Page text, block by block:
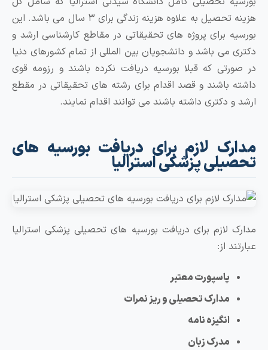
هزینه تحصیل به علاوه هزینه زندگی برای ۳ سال می باشد. این
بورسیه برای پروژه های تحقیقاتی در مقاطع کارشناسی ارشد و
دکتری می باشد و دانشجویان بین المللی از تمام کشورهای دنیا
در صورتی که قبلا بورسیه دریافت نکرده باشند و رزومه قوی
داشته باشند و قصد اقدام برای رشته های تحقیقاتی در مقطع
ارشد و دکتری داشته باشند می توانند اقدام نمایند.
مدارک لازم برای دریافت بورسیه های
تحصیلی پزشکی استرالیا
مدارک لازم برای دریافت بورسیه های تحصیلی پزشکی استرالیا
عبارتند از:
پاسپورت معتبر
مدارک تحصیلی و ریز نمرات
انگیزه نامه
مدرک زبان